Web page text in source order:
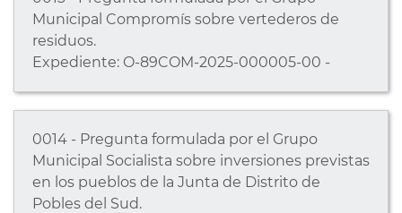
Municipal Compromís sobre vertederos de
residuos.
Expediente: O-89COM-2025-000005-00 -
0014 - Pregunta formulada por el Grupo
Municipal Socialista sobre inversiones previstas
en los pueblos de la Junta de Distrito de
Pobles del Sud.